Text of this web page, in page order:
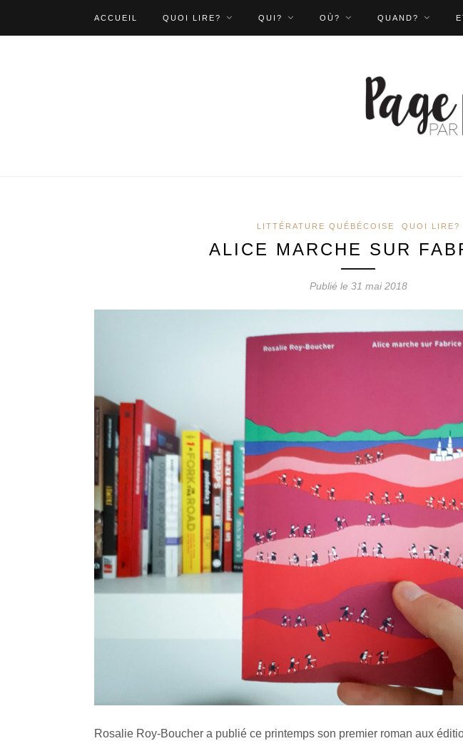
ACCUEIL QUOI LIRE? QUI? OÙ? QUAND?
LITTÉRATURE QUÉBÉCOISE QUOI LIRE?
ALICE MARCHE SUR
Publié le 31 mai 2018
Rosalie Roy-Boucher a publié ce printemps son premier roman aux